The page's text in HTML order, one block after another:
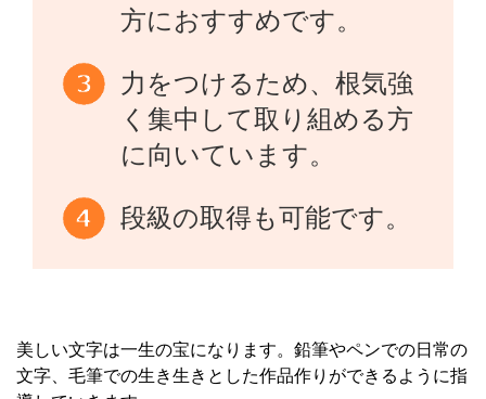
方におすすめです。
力をつけるため、根気強
く集中して取り組める方
に向いています。
段級の取得も可能です。
美しい文字は一生の宝になります。鉛筆やペンでの日常の
文字、毛筆での生き生きとした作品作りができるように指